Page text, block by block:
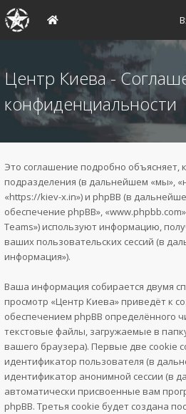
Центр Киева -
конфиденциальности
Это соглашение подробно объясняет,
подразделения (в дальнейшем «мы»,
«https://kiev-x.in») и phpBB (в
обеспечение phpBB»,
Teams») используют информацию,
ваших пользовательских сессий (в
информация»).
Ваша информация собирается двумя
просмотр «Центр Киева» приведёт к
обеспечением phpBB определённого
текстовые файлы, загружаемые в
вашего браузера). Первые две cookie
идентификатор пользователя (в
идентификатор анонимной сессии (в
автоматически присвоенные вам
phpBB. Третья cookie будет создана